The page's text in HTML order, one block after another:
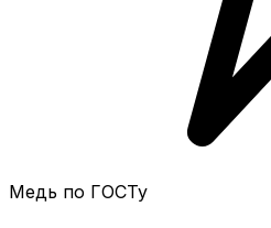
Медь по ГОСТу